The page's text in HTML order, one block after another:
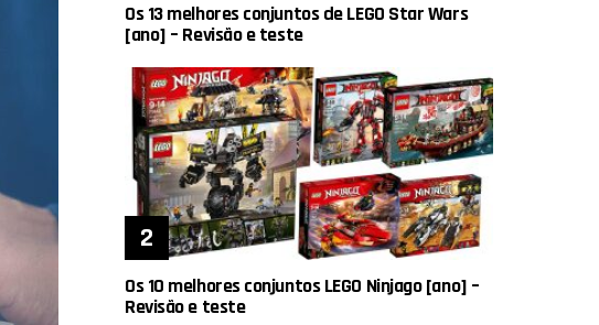
Os 13 melhores conjuntos de LEGO Star Wars
[ano] – Revisão e teste
Os 10 melhores conjuntos LEGO Ninjago [ano] –
Revisão e teste